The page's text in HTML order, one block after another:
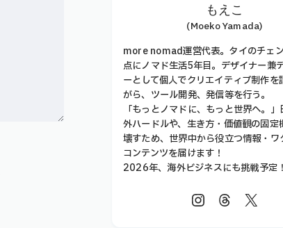
もえこ
(Moeko Yamada)
more nomad運営代表。タイのチェ
点にノマド生活5年目。デザイナー兼
ーとして個人でクリエイティブ制作を
がら、ツール開発、発信等を行う。
「もっとノマドに、もっと世界へ。
外ハードルや、生き方・価値観の固定
壊すため、世界中から役立つ情報・ワ
コンテンツを届けます！
2026年、海外ビジネスにも挑戦予定！